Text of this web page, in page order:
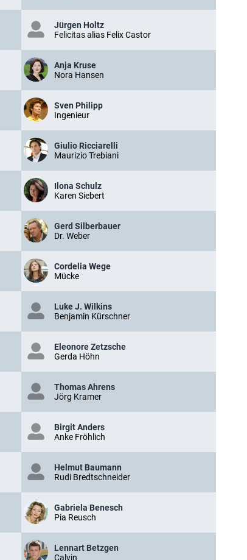
Jürgen Holtz
Felicitas alias Felix Castor
Anja Kruse
Nora Hansen
Sven Philipp
Ingenieur
Giulio Ricciarelli
Maurizio Trebiani
Ilona Schulz
Karen Siebert
Gerd Silberbauer
Dr. Weber
Cordelia Wege
Mücke
Luke J. Wilkins
Benjamin Kürschner
Eleonore Zetzsche
Gerda Höhn
Thomas Ahrens
Jörg Kramer
Birgit Anders
Anke Fröhlich
Helmut Baumann
Rudi Bredtschneider
Gabriela Benesch
Pia Reusch
Lennart Betzgen
Calvin